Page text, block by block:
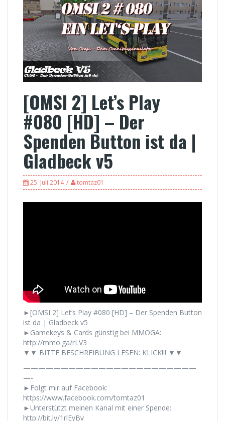
[OMSI 2] Let’s Play
#080 [HD] – Der
Spenden Button ist da |
Gladbeck v5
25. Juli 2014 tomtaz01
►[OMSI 2] Let’s Play #080 [HD] – Der Spenden Button
ist da | Gladbeck v5
►Gamekeys & Cards günstig bei MMOGA:
http://mmo.ga/rLV3
▼▼ BITTE BESCHREIBUNG LESEN: KLICK!!! ▼▼
———————————————————————
—-
►Folgt mir auf Facebook:
https://www.facebook.com/tomtaz01
►Unterstützt meinen Kanal mit einer Spende:
http://bit.ly/1rlEyBv